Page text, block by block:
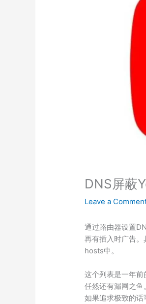
DNS屏蔽
Leave a
通过路由器设置
再有插入时广告
hosts中。
这个列表是一年
任然还有漏网之
如果追求极致的话